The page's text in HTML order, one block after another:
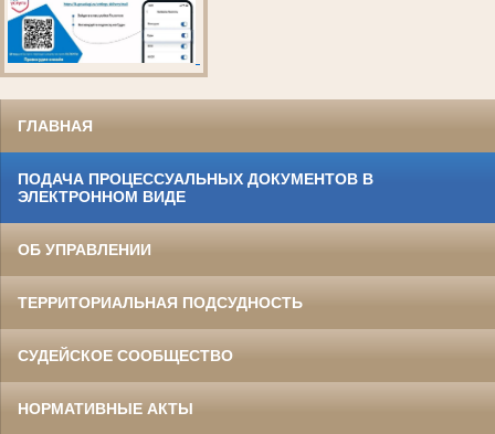
ГЛАВНАЯ
ПОДАЧА ПРОЦЕССУАЛЬНЫХ ДОКУМЕНТОВ В
ЭЛЕКТРОННОМ ВИДЕ
ОБ УПРАВЛЕНИИ
ТЕРРИТОРИАЛЬНАЯ ПОДСУДНОСТЬ
СУДЕЙСКОЕ СООБЩЕСТВО
НОРМАТИВНЫЕ АКТЫ